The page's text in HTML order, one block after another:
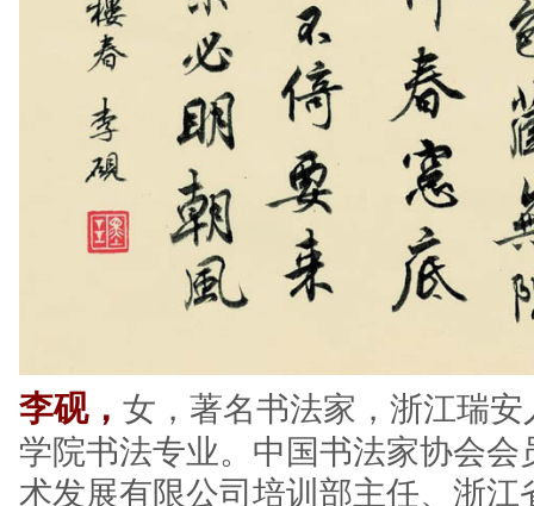
李砚， 女，著名书法家，浙江瑞
学院书法专业。中国书法家协会会
术发展有限公司培训部主任、浙江